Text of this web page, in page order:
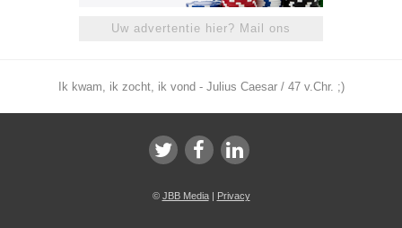
Uw advertentie hier? Mail ons
Ik kwam, ik zocht, ik vond - Julius Caesar / 47 v.Chr. ;)
© JBB Media| Privacy